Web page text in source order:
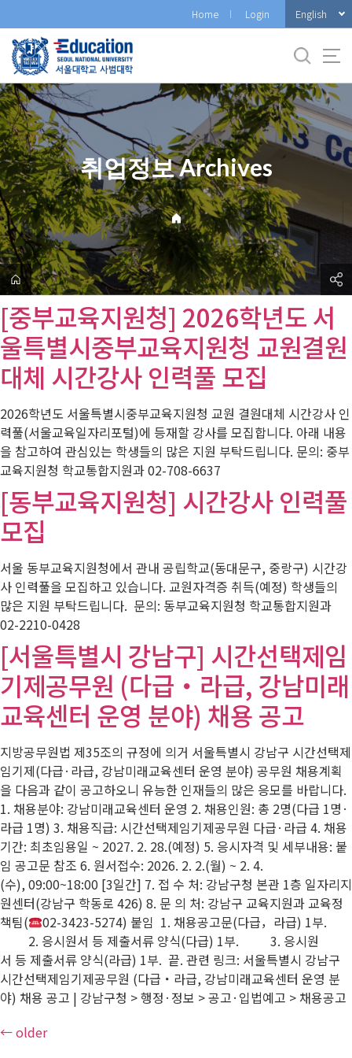
로
메
뉴
Home Login English
취업정보 Archives
[중부교육지원청] 2026학년도 서
울특별시중부교육지원청 교원결원
대체 시간강사 인력풀 모집
2026학년도 서울특별시중부교육지원청 교원 결원대체 시간강사 인
력풀(서울교육일자리포털)에 등재할 강사를 모집합니다. 아래 내용
을 참고하여 관심있는 학생들의 많은 지원 부탁드립니다. 문의: 중부
교육지원청 학교통합지원과 02-708-6637
[동부교육지원청] 시간강사 인력풀
모집
서울 동부교육지원청에서 관내 공립학교(동대문구, 중랑구) 시간강
사 인력풀을 모집하고 있습니다. 교원자격증 취득(예정) 학생들의
많은 지원 부탁드립니다. 문의: 동부교육지원청 학교통합지원과
02-2210-0428
[서울특별시 강남구] 시간선택제임
기제공무원 (다급・라급, 강남미래
교육센터 운영 분야) 채용 공고
지방공무원법 제35조의 규정에 의거 서울특별시 강남구 시간선택제
임기제(다급·라급, 강남미래교육센터 운영 분야) 공무원 채용계획
을 다음과 같이 공고하오니 유능한 인재들의 많은 응모를 바랍니다.
1. 채용분야: 강남미래교육센터 운영 2. 채용인원: 총 2명(다급 1명·
라급 1명) 3. 채용직급: 시간선택제임기제공무원 다급·라급 4. 채용
기간: 최초임용일 ~ 2027. 2. 28.(예정) 5. 응시자격 및 세부내용: 붙
임 공고문 참조 6. 원서접수: 2026. 2. 2.(월) ~ 2. 4.
(수), 09:00~18:00 [3일간] 7. 접 수 처: 강남구청 본관 1층 일자리지
원센터(강남구 학동로 426) 8. 문 의 처: 강남구 교육지원과 교육정
책팀(
02-3423-5274) 붙임 1. 채용공고문(다급，라급) 1부.
2. 응시원서 등 제출서류 양식(다급) 1부. 3. 응시원
서 등 제출서류 양식(라급) 1부. 끝. 관련 링크: 서울특별시 강남구
시간선택제임기제공무원 (다급・라급, 강남미래교육센터 운영 분
야) 채용 공고 | 강남구청 > 행정·정보 > 공고·입법예고 > 채용공고
←older